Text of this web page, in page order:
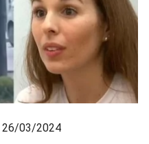
26/03/2024